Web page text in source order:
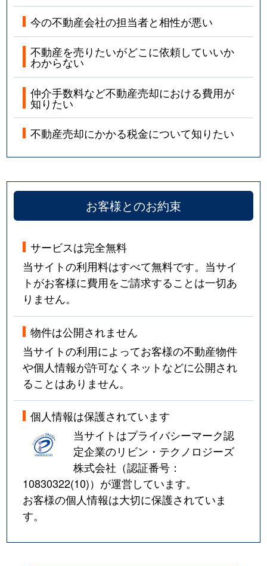
今の不動産会社の担当者と相性が悪い
不動産を売りたいがどこに依頼していいか
わからない
仲介手数料など不動産売却における費用が
知りたい
不動産売却にかかる税金について知りたい
お客様とのお約束
サービスは完全無料
当サイトの利用料はすべて無料です。当サイ
トがお客様に費用をご請求することは一切あ
りません。
物件は公開されません
当サイトの利用によってお客様の不動産物件
や個人情報が許可なくネットなどに公開され
ることはありません。
個人情報は保護されています
当サイトはプライバシーマーク認
定企業のリビン・テクノロジーズ
株式会社（認証番号：
10830322(10)）が運営しています。
お客様の個人情報は大切に保護されていま
す。